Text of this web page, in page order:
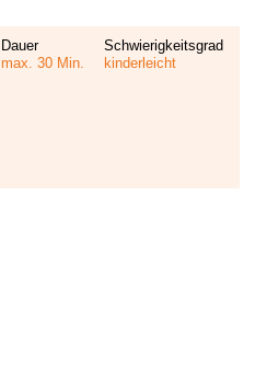
Dauer
max. 30 Min.
Schwierigkeitsgrad
kinderleicht